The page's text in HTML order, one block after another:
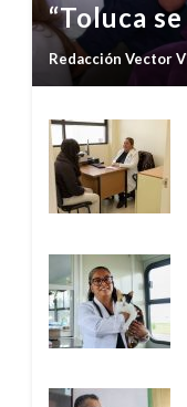
“Toluca
Redacción Vector